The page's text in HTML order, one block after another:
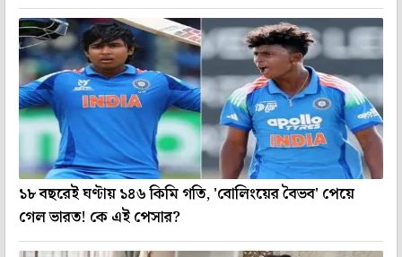
১৮ বছরেই ঘণ্টায় ১৪৬ কিমি গতি, 'বোলিংয়ের বৈভব' পেয়ে
গেল ভারত! কে এই পেসার?